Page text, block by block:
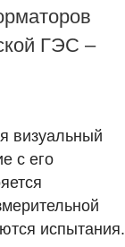
ГЭС –
визуальный
с его
испытания.